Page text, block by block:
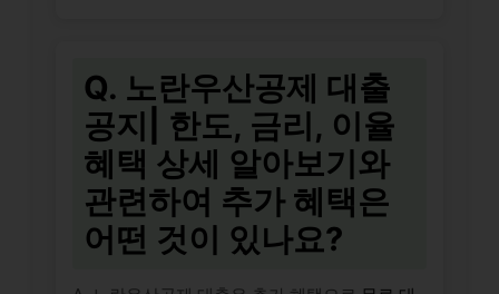
Q. 노란우산공제 대출
공지| 한도, 금리, 이율
혜택 상세 알아보기와
관련하여 추가 혜택은
어떤 것이 있나요?